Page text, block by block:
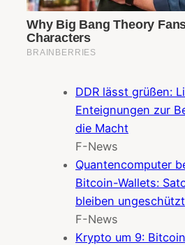
DDR lässt grüßen:
Enteignungen zur
die Macht
F-News
Quantencomputer
Bitcoin-Wallets:
bleiben ungeschützt
F-News
Krypto um 9: